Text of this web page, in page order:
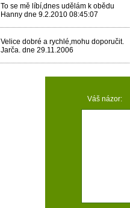
To se mě líbí,dnes udělám k obědu
Hanny dne 9.2.2010 08:45:07
Velice dobré a rychlé,mohu doporučit.
Jarča. dne 29.11.2006
Váš názor: